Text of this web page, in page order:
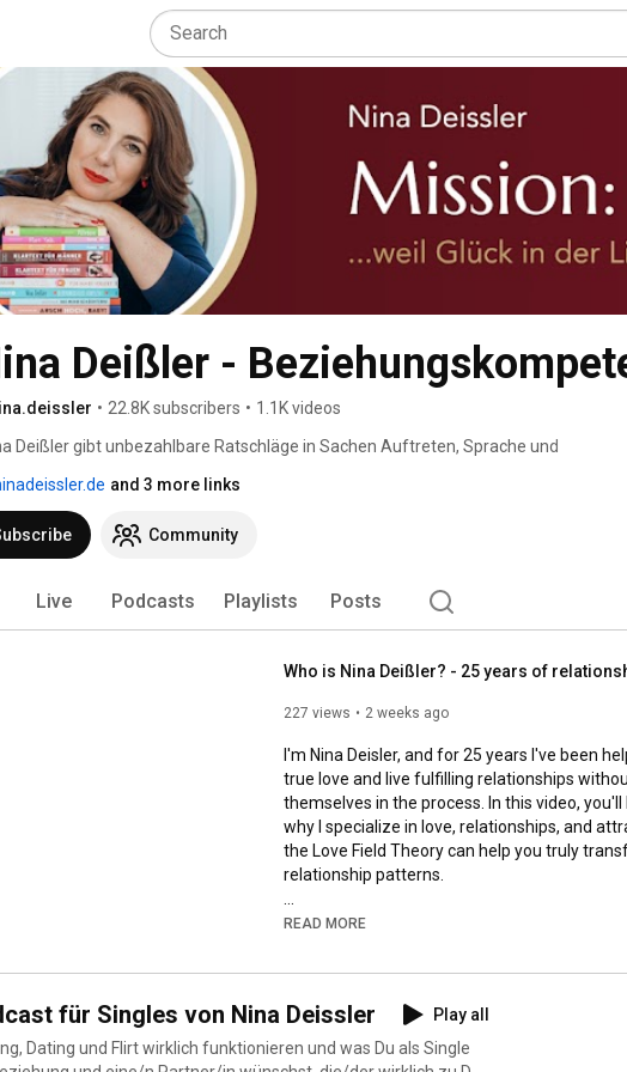
Deißler -
• 22.8K subscribers • 1.1K videos
Deißler gibt unbezahlbare Ratschläge in Sachen Auftreten, Sprache und
and 3 more links
Community
Live Podcasts Playlists Posts
227 views 2 weeks ago
I'm Nina Deisler, and for 25 years I've been
true love and live fulfilling relationships
themselves in the process. In this video, you'll
why I specialize in love, relationships, and
the Love Field Theory can help you truly
relationship patterns.
♥️ Get your free Love Compass now at
https://shop.autorenwelt.de/ninadeiss...
READ MORE
für Singles von Nina Deissler
Play all
Dating und Flirt wirklich funktionieren und was Du als Single